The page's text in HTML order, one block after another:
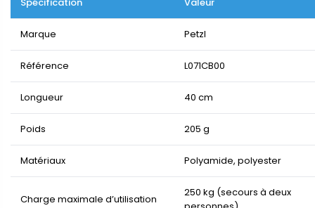
Marque Petzl
Référence L071CB00
Longueur 40 cm
Poids 205 g
Matériaux Polyamide, polyester
Charge maximale d’utilisation
250 kg (secours à deux